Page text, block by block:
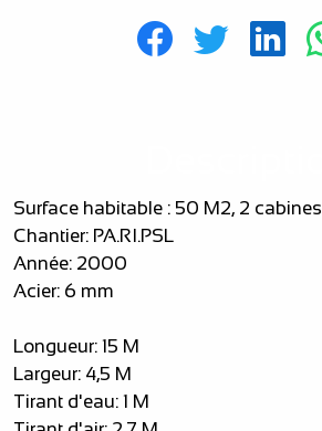
Surface habitable : 50 M2, 2 cabines
Chantier: PA.RI.PSL
Année: 2000
Acier: 6 mm
Longueur: 15 M
Largeur: 4,5 M
Tirant d'eau: 1 M